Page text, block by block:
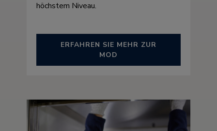
höchstem Niveau.
ERFAHREN SIE MEHR ZUR
MOD